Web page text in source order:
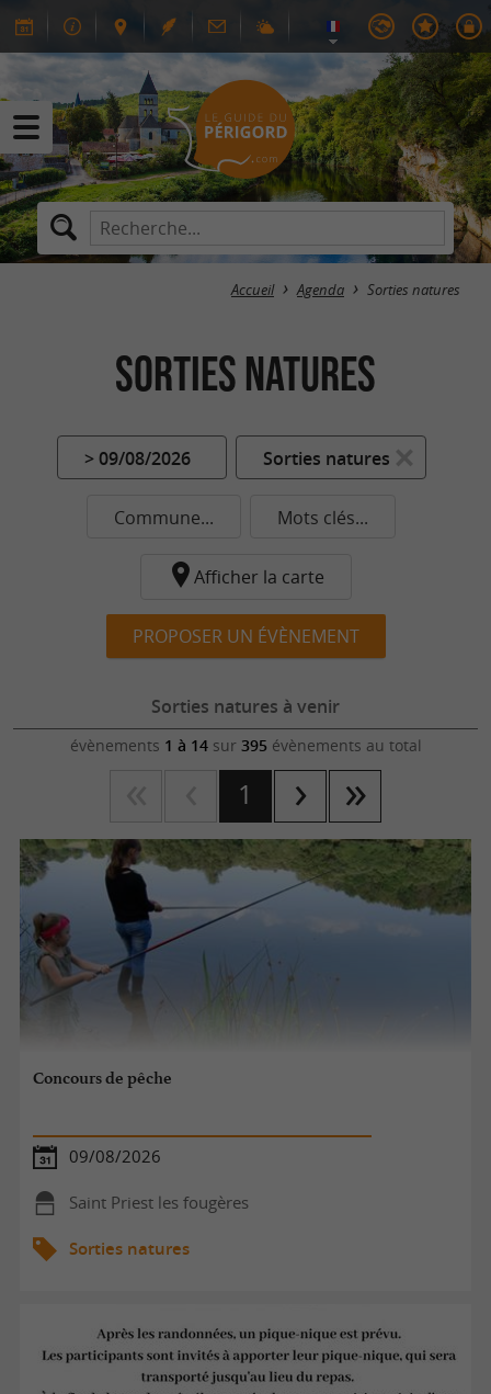
Accueil Agenda Sorties natures
Sorties natures
> 09/08/2026 Sorties natures
Commune... Mots clés...
Afficher la carte
PROPOSER UN ÉVÈNEMENT
Sorties natures à venir
évènements 1 à 14sur 395 évènements au total
1
Concours de pêche
09/08/2026
Saint Priest les fougères
Sorties natures